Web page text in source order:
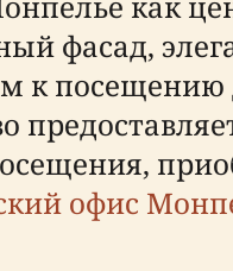
фасад,
к
офис